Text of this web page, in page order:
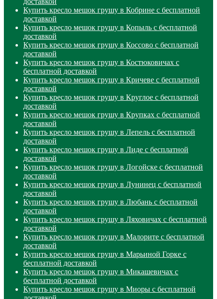
Купить кресло мешок грушу в Кобрине с бесплатной
доставкой
Купить кресло мешок грушу в Копыль с бесплатной
доставкой
Купить кресло мешок грушу в Коссово с бесплатной
доставкой
Купить кресло мешок грушу в Костюковичах с
бесплатной доставкой
Купить кресло мешок грушу в Кричеве с бесплатной
доставкой
Купить кресло мешок грушу в Круглое с бесплатной
доставкой
Купить кресло мешок грушу в Крупках с бесплатной
доставкой
Купить кресло мешок грушу в Лепель с бесплатной
доставкой
Купить кресло мешок грушу в Лиде с бесплатной
доставкой
Купить кресло мешок грушу в Логойске с бесплатной
доставкой
Купить кресло мешок грушу в Лунинец с бесплатной
доставкой
Купить кресло мешок грушу в Любань с бесплатной
доставкой
Купить кресло мешок грушу в Ляховичах с бесплатной
доставкой
Купить кресло мешок грушу в Малорите с бесплатной
доставкой
Купить кресло мешок грушу в Марьиной Горке с
бесплатной доставкой
Купить кресло мешок грушу в Микашевичах с
бесплатной доставкой
Купить кресло мешок грушу в Миоры с бесплатной